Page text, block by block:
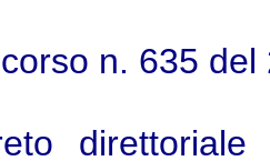
n. 635 del